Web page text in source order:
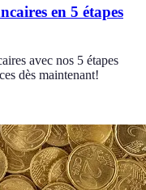
en 5 étapes
avec nos 5 étapes
dès maintenant!